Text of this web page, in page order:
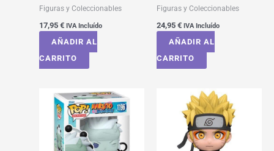
Figuras y Coleccionables
17,95 € IVA Incluído
AÑADIR AL
CARRITO
Figuras y Coleccionables
24,95 € IVA Incluído
AÑADIR AL
CARRITO